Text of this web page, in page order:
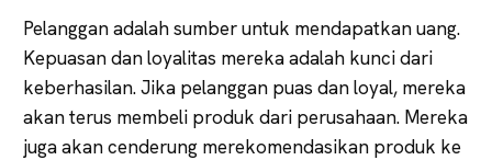
Pelanggan adalah sumber untuk mendapatkan uang.
Kepuasan dan loyalitas mereka adalah kunci dari
keberhasilan. Jika pelanggan puas dan loyal, mereka
akan terus membeli produk dari perusahaan. Mereka
juga akan cenderung merekomendasikan produk ke